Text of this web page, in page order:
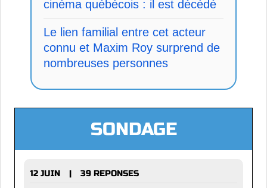
cinéma québécois : il est décédé
Le lien familial entre cet acteur
connu et Maxim Roy surprend de
nombreuses personnes
SONDAGE
12 JUIN |
39 REPONSES